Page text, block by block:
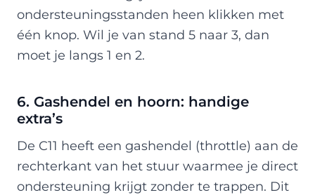
ondersteuningsstanden heen klikken met
één knop. Wil je van stand 5 naar 3, dan
moet je langs 1 en 2.
6. Gashendel en hoorn: handige
extra’s
De C11 heeft een gashendel (throttle) aan de
rechterkant van het stuur waarmee je direct
ondersteuning krijgt zonder te trappen. Dit